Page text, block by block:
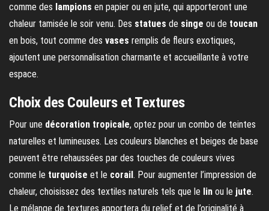
comme des lampions en papier ou en jute, qui apporteront une
chaleur tamisée le soir venu. Des statues de singe ou de toucan
en bois, tout comme des vases remplis de fleurs exotiques,
ajoutent une personnalisation charmante et accueillante à votre
espace.
Choix des Couleurs et Textures
Pour une décoration tropicale, optez pour un combo de teintes
naturelles et lumineuses. Les couleurs blanches et beiges de base
peuvent être rehaussées par des touches de couleurs vives
comme le turquoise et le corail. Pour augmenter l’impression de
chaleur, choisissez des textiles naturels tels que le lin ou le jute.
Le mélange de textures apportera du relief et de l’originalité à